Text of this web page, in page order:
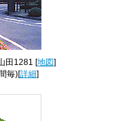
田1281 [地図]
毎)[詳細]